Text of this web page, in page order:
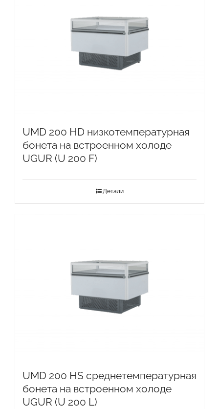
UMD 200 HD низкотемпературная
бонета на встроенном холоде
UGUR (U 200 F)
Детали
UMD 200 HS среднетемпературная
бонета на встроенном холоде
UGUR (U 200 L)